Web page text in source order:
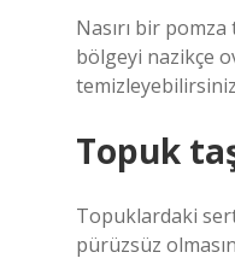
Nasırı bir
bölgeyi nazikçe
Topuk
Topuklardaki
pürüzsüz